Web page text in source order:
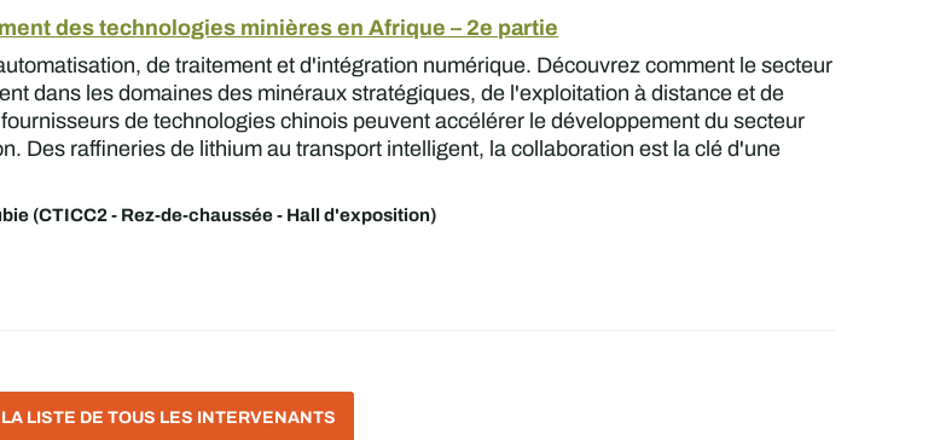
des technologies minières en Afrique – 2e partie
de traitement et d'intégration numérique. Découvrez comment le secteur
dans les domaines des minéraux stratégiques, de l'exploitation à distance et de
de technologies chinois peuvent accélérer le développement du secteur
Des raffineries de lithium au transport intelligent, la collaboration est la clé d'une
(CTICC2 - Rez-de-chaussée - Hall d'exposition)
LISTE DE TOUS LES INTERVENANTS